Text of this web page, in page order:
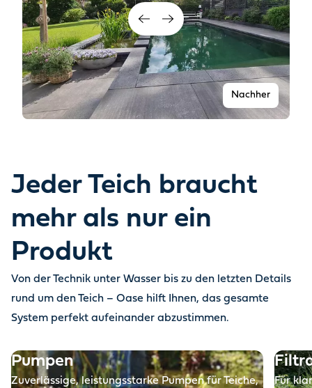
Nachher
Vorher
Jeder Teich braucht
mehr als nur ein
Produkt
Von der Technik unter Wasser bis zu den letzten Details
rund um den Teich – Oase hilft Ihnen, das gesamte
System perfekt aufeinander abzustimmen.
Pumpen
Zuverlässige, leistungsstarke Pumpen für Teiche,
Für